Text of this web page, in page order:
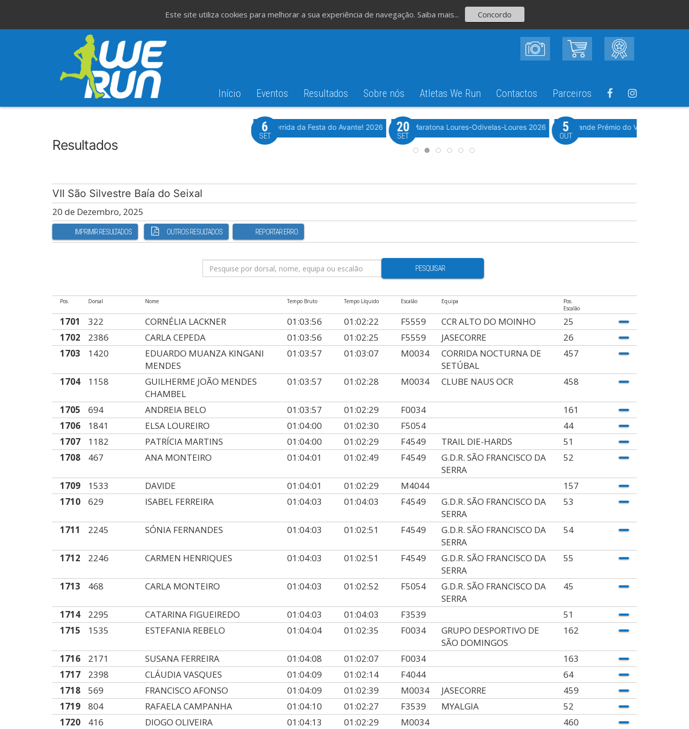
Início Eventos Resultados Sobre nós Atletas We Run Contactos Parceiros
Resultados Evento WeTiming
37ª Corrida da Festa do Avante! 2026
6
SET
Meia Maratona Loures-Odivelas-Loures 2026
20
SET
10º Grande Prémio do Vale Grande
5
OUT
VII São Silvestre Baía do Seixal
20 de Dezembro, 2025
IMPRIMIR RESULTADOS OUTROS RESULTADOS REPORTAR ERRO
PESQUISAR
Pos. Dorsal Nome Tempo Bruto Tempo Líquido Escalão Equipa
Pos.
Escalão
1701 322 CORNÉLIA LACKNER 01:03:56 01:02:22 F5559 CCR ALTO DO MOINHO
25
1702
2386 CARLA CEPEDA 01:03:56 01:02:25 F5559 JASECORRE
26
1703
1420
EDUARDO MUANZA KINGANI
MENDES
01:03:57 01:03:07 M0034
CORRIDA NOCTURNA DE
SETÚBAL
457
1704 1158
GUILHERME JOÃO MENDES
CHAMBEL
01:03:57 01:02:28 M0034 CLUBE NAUS OCR 458
1705 694 ANDREIA BELO 01:03:57 01:02:29 F0034
161
1706
1841 ELSA LOUREIRO 01:04:00 01:02:30 F5054
44
1707
1182 PATRÍCIA MARTINS 01:04:00 01:02:29 F4549 TRAIL DIE-HARDS
51
1708
467 ANA MONTEIRO 01:04:01 01:02:49 F4549
G.D.R. SÃO FRANCISCO DA
SERRA
52
1709 1533 DAVIDE 01:04:01 01:02:29 M4044
157
1710
629 ISABEL FERREIRA 01:04:03 01:04:03 F4549
G.D.R. SÃO FRANCISCO DA
SERRA
53
1711 2245 SÓNIA FERNANDES 01:04:03 01:02:51 F4549
G.D.R. SÃO FRANCISCO DA
SERRA
54
1712 2246 CARMEN HENRIQUES 01:04:03 01:02:51 F4549
G.D.R. SÃO FRANCISCO DA
SERRA
55
1713 468 CARLA MONTEIRO 01:04:03 01:02:52 F5054
G.D.R. SÃO FRANCISCO DA
SERRA
45
1714 2295 CATARINA FIGUEIREDO 01:04:03 01:04:03 F3539
51
1715
1535 ESTEFANIA REBELO 01:04:04 01:02:35 F0034
GRUPO DESPORTIVO DE
SÃO DOMINGOS
162
1716 2171 SUSANA FERREIRA 01:04:08 01:02:07 F0034
163
1717
2398 CLÁUDIA VASQUES 01:04:09 01:02:14 F4044
64
1718
569 FRANCISCO AFONSO 01:04:09 01:02:39 M0034 JASECORRE
459
1719
804 RAFAELA CAMPANHA 01:04:10 01:02:27 F3539 MYALGIA
52
1720
416 DIOGO OLIVEIRA 01:04:13 01:02:29 M0034
460
Este site utiliza cookies para melhorar a sua experiência de navegação. Saiba mais... Concordo